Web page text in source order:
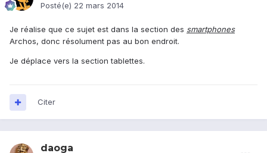
Posté(e) 22 mars 2014
Je réalise que ce sujet est dans la section des smartphones
Archos, donc résolument pas au bon endroit.
Je déplace vers la section tablettes.
Citer
daoga